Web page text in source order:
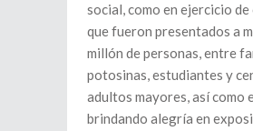
social, como en ejercicio
que fueron presentados a
millón de personas, entre
potosinas, estudiantes y
adultos mayores, así como
brindando alegría en